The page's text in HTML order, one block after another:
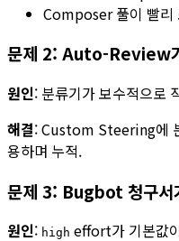
Composer 풀이 빨
문제 2: Auto-Review
원인: 분류기가 보수적으
해결: Custom Steering에
용하며 누적.
문제 3: Bugbot 청구서
원인: high effort가 기본값